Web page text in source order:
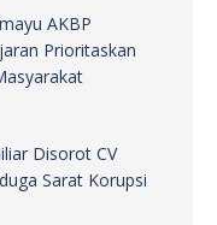
AKBP
Prioritaskan
Disorot CV
Sarat Korupsi